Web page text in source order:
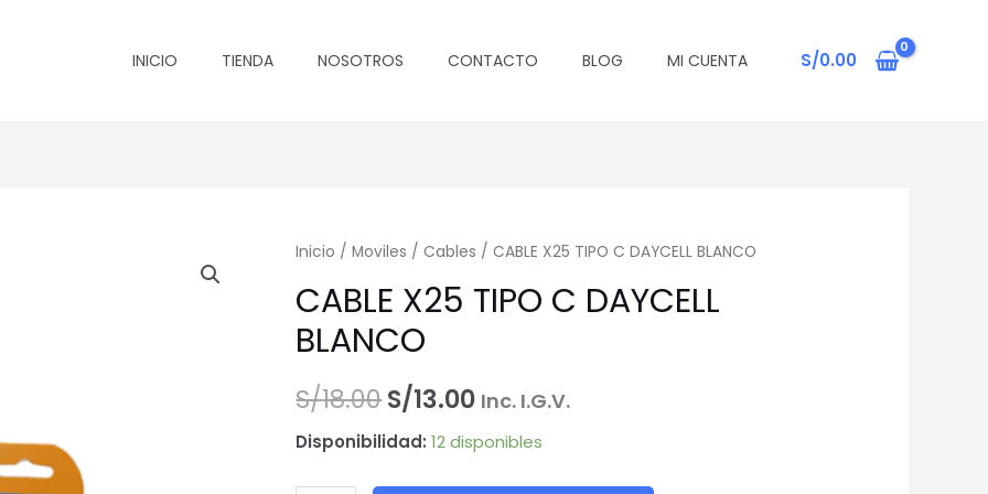
INICIO TIENDA NOSOTROS CONTACTO BLOG MI CUENTA S/0.00
Inicio /Moviles /Cables / CABLE X25 TIPO C DAYCELL BLANCO
CABLE X25 TIPO C DAYCELL
BLANCO
S/18.00El
precio
S/13.00El
precio
Inc. I.G.V.
Disponibilidad: 12 disponibles
era:
es: